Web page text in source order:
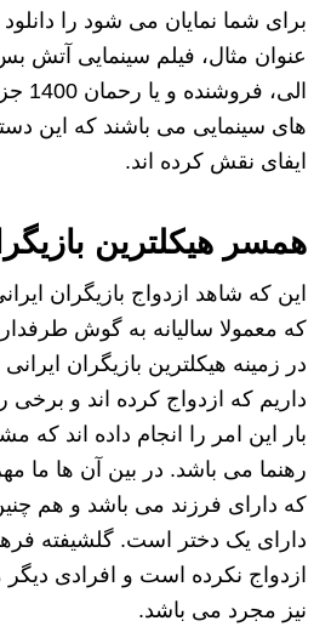
برای شما نمایان می شود را
عنوان مثال، فیلم سینمایی آتش
های سینمایی می باشند که این
ایفای نقش کرده اند.
همسر هیکلترین
این که شاهد ازدواج بازیگران
که معمولا سالیانه به گوش
در زمینه هیکلترین بازیگران ایرانی
داریم که ازدواج کرده اند و برخی
بار این امر را انجام داده اند که
رهنما می باشد. در بین آن ها ما
که دارای فرزند می باشد و هم
دارای یک دختر است. گلشیفته
ازدواج نکرده است و افرادی دیگر
نیز مجرد می باشد.